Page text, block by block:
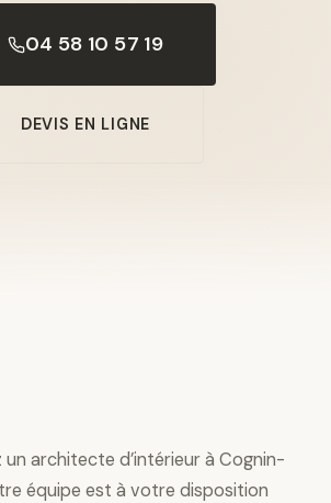
04 58 10 57 19
DEVIS EN LIGNE
architecte d’intérieur à Cognin-
équipe est à votre disposition